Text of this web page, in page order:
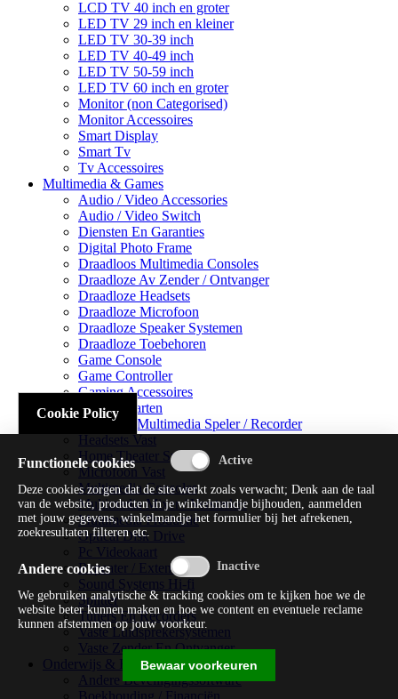
LCD TV 40 inch en groter
LED TV 29 inch en kleiner
LED TV 30-39 inch
LED TV 40-49 inch
LED TV 50-59 inch
LED TV 60 inch en groter
Monitor (non Categorised)
Monitor Accessoires
Smart Display
Smart Tv
Tv Accessoires
Multimedia & Games
Audio / Video Accessories
Audio / Video Switch
Diensten En Garanties
Digital Photo Frame
Draadloos Multimedia Consoles
Draadloze Av Zender / Ontvanger
Draadloze Headsets
Draadloze Microfoon
Draadloze Speaker Systemen
Draadloze Toebehoren
Game Console
Game Controller
Gaming Accessoires
Geluidskaarten
Handheld Multimedia Speler / Recorder
Headsets Vast
Home Theater Systems
Microfoon Vast
Multimedia Consoles
Multimedia Mixer / Versterker
Multimedia Productie
Optical Disk Drive
Pc Videokaart
Repeater / Extender
Sound Systems Hi-fi
Splitter
Tuners En Recorders
Vaste Luidsprekersystemen
Vaste Zender En Ontvanger
Onderwijs & Recreatie
Andere Beveiligingssoftware
Cookie Policy
Functionele cookies
Deze cookies zorgen dat de site werkt zoals verwacht; Denk aan de taal
van de website, producten in je winkelmandje bijhouden, aanmelden
met jouw gegevens, winkelmandje het formulier bij het afrekenen,
zoekresultaten filteren etc.
Andere cookies
We gebruiken analytische & tracking cookies om te kijken hoe we de
website beter kunnen maken en hoe we content en eventuele reclame
kunnen afstemmen op jouw voorkeur.
Bewaar voorkeuren